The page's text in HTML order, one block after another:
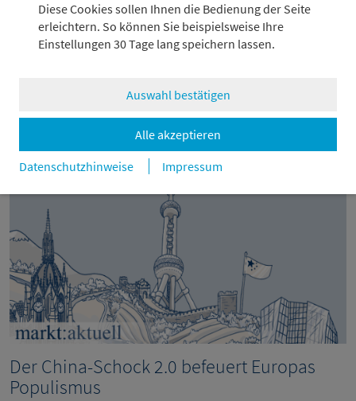
Diese Cookies sollen Ihnen die Bedienung der Seite
erleichtern. So können Sie beispielsweise Ihre
Einstellungen 30 Tage lang speichern lassen.
Auswahl bestätigen
Alle akzeptieren
Datenschutzhinweise
Impressum
zurück
Weitere Beiträge
Der China-Schock 2.0 befeuert Europas
Populismus